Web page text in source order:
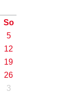
So
5
12
19
26
3